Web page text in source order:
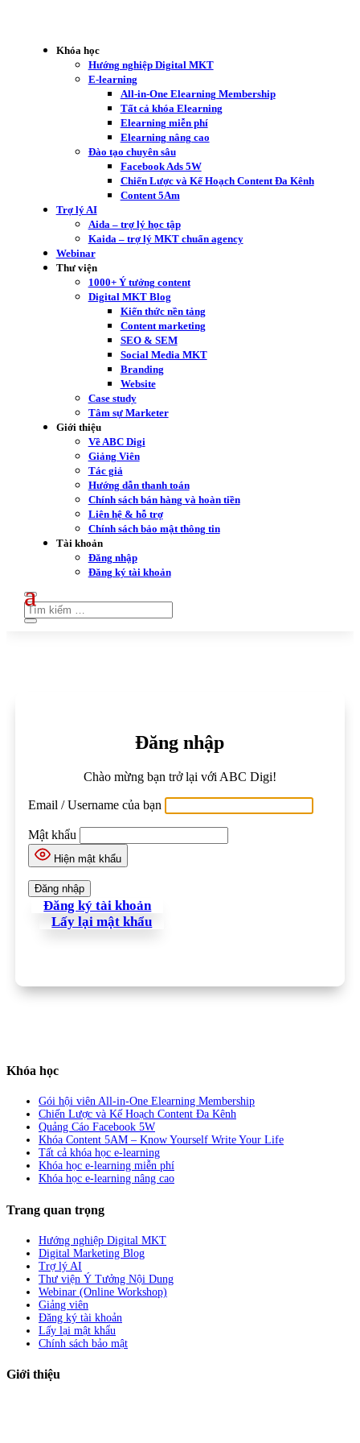
Khóa học
Hướng nghiệp Digital MKT
E-learning
All-in-One Elearning Membership
Tất cả khóa Elearning
Elearning miễn phí
Elearning nâng cao
Đào tạo chuyên sâu
Facebook Ads 5W
Chiến Lược và Kế Hoạch Content Đa Kênh
Content 5Am
Trợ lý AI
Aida – trợ lý học tập
Kaida – trợ lý MKT chuẩn agency
Webinar
Thư viện
1000+ Ý tưởng content
Digital MKT Blog
Kiến thức nền tảng
Content marketing
SEO & SEM
Social Media MKT
Branding
Website
Case study
Tâm sự Marketer
Giới thiệu
Về ABC Digi
Giảng Viên
Tác giả
Hướng dẫn thanh toán
Chính sách bán hàng và hoàn tiền
Liên hệ & hỗ trợ
Chính sách bảo mật thông tin
Tài khoản
Đăng nhập
Đăng ký tài khoản
Đăng nhập
Chào mừng bạn trở lại với ABC Digi!
Email / Username của bạn
Mật khẩu
Hiện mật khẩu
Đăng ký tài khoản
Lấy lại mật khẩu
Khóa học
Gói hội viên All-in-One Elearning Membership
Chiến Lược và Kế Hoạch Content Đa Kênh
Quảng Cáo Facebook 5W
Khóa Content 5AM – Know Yourself Write Your Life
Tất cả khóa học e-learning
Khóa học e-learning miễn phí
Khóa học e-learning nâng cao
Trang quan trọng
Hướng nghiệp Digital MKT
Digital Marketing Blog
Trợ lý AI
Thư viện Ý Tưởng Nội Dung
Webinar (Online Workshop)
Giảng viên
Đăng ký tài khoản
Lấy lại mật khẩu
Chính sách bảo mật
Giới thiệu